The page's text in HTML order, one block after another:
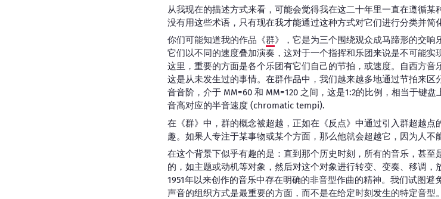
从我现在的描述方式来看，可能会觉得我在这二十年里一直在遵循
没有用这些术语，只有现在我才能通过这种方式对它们进行分类并简
你们可能知道我的作品《群》，它是为三个围绕观众成马蹄形的交
它们以不同的速度叠加演奏，这对于一个指挥和乐团来说是不可能
这里，重要的方面是各个乐团有它们自己的节拍，或速度。自西方音
这是从未发生过的事情。在群作品中，我们越来越多地通过节拍来
音音阶，介于 MM=60 和 MM=120 之间，这是1:2的比例，相当于键
音高对应的半音速度 (chromatic tempi).
在《群》中，群的概念被超越，正如在《反点》中通过引入群超越
趣。如果人专注于某事物或某个方面，那么他就会超越它，因为人不
在这个背景下似乎有趣的是：直到那个历史时刻，所有的音乐，甚
的，如主题或动机等对象，然后对这个对象进行转变、变奏、移调，
1951年以来创作的音乐中存在明确的非音型作曲的精神。我们试图避
声音的组织方式是最重要的方面，而不是在给定时刻发生的特定音型。